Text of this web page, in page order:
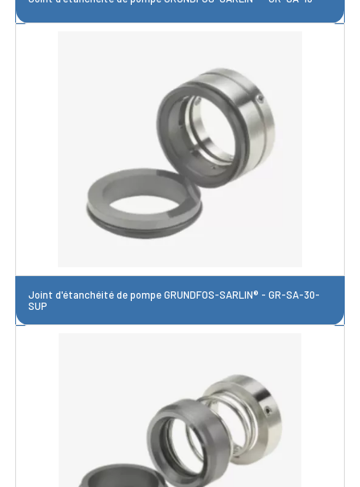
Joint d'étanchéité de pompe GRUNDFOS-SARLIN® - GR-SA-30-
SUP